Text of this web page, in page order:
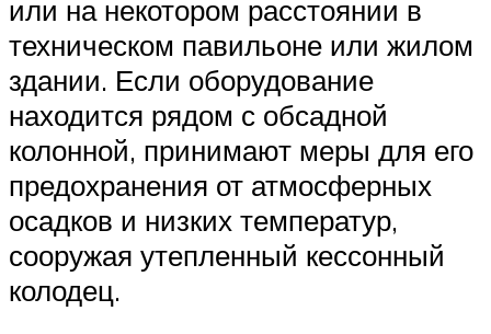
или на некотором расстоянии в
техническом павильоне или жилом
здании. Если оборудование
находится рядом с обсадной
колонной, принимают меры для его
предохранения от атмосферных
осадков и низких температур,
сооружая утепленный кессонный
колодец.